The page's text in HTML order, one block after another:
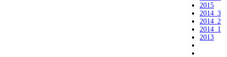
2015
2014_3
2014_2
2014_1
2013